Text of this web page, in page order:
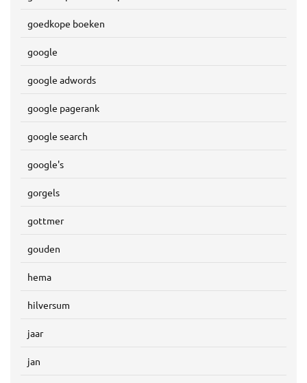
goedkope boeken
google
google adwords
google pagerank
google search
google's
gorgels
gottmer
gouden
hema
hilversum
jaar
jan